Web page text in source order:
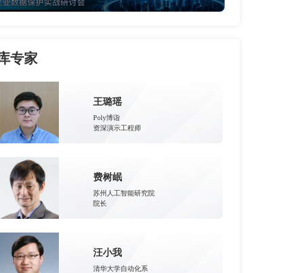
专家
王璐瑶
Poly博诣
资深演示工程师
费树岷
苏州人工智能研究院
院长
汪小我
清华大学自动化系